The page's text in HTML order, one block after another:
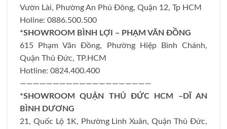
Vườn Lài, Phường An Phú Đông, Quận 12, Tp HCM
Holine: 0886.500.500
*SHOWROOM BÌNH LỢI – PHẠM VĂN ĐỒNG
615 Phạm Văn Đồng, Phường Hiệp Bình Chánh,
Quận Thủ Đức, TP.HCM
Hotline: 0824.400.400
————————————————————
*SHOWROOM QUẬN THỦ ĐỨC HCM –DĨ AN
BÌNH DƯƠNG
21, Quốc Lộ 1K, Phường Linh Xuân, Quận Thủ Đức,